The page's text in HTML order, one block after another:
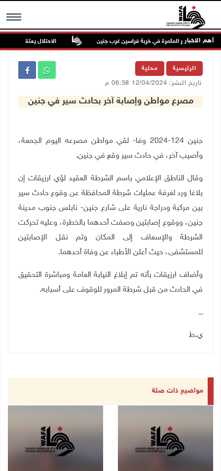
MENU أهم الاخبار
الأشجار المثمرة في خربة فراسين غرب جنين الاحتلال يعتقل شابا من
الرئيسية محلية
تاريخ النشر: 12/04/2024 06:58 م
مصرع مواطن وإصابة آخر بحادث سير في جنين
جنين 124-2024 وفا- لقي مواطن مصرعه اليوم الجمعة،
وأصيب آخر، في حادث سير وقع في جنين.
وقال الناطق الإعلامي باسم الشرطة العقيد لؤي ارزيقات إن
بلاغا ورد لغرفة عمليات شرطة المحافظة عن وقوع حادث سير
بين مركبة ودراجة نارية على شارع جنين- نابلس جنوب مدينة
جنين، ووقوع إصابتين وصفت أحدهما بالخطرة، وعليه تحركت
الشرطة والإسعاف إلى المكان وتم نقل الإصابتين
للمستشفى، حيث أعلن الأطباء عن وفاة أحدهما.
وأضاف ارزيقات بأنه تم إبلاغ النيابة العامة ومباشرة التحقيق
في الحادث من قبل شرطة المرور للوقوف على أسبابه.
ــــ
ي.ط
مواضيع ذات صلة